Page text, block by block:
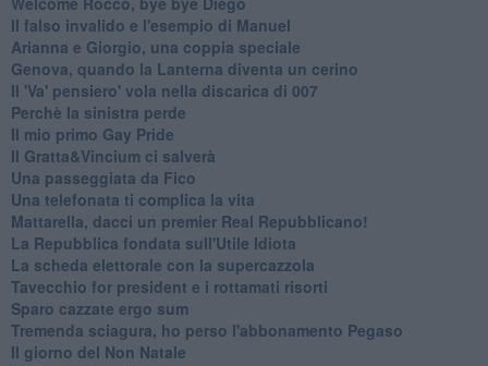
Il falso invalido e l'esempio di Manuel
Arianna e Giorgio, una coppia speciale
Genova, quando la Lanterna diventa un cerino
Il 'Va' pensiero' vola nella discarica di 007
Perchè la sinistra perde
Il mio primo Gay Pride
Il Gratta&Vincium ci salverà
Una passeggiata da Fico
Una telefonata ti complica la vita
Mattarella, dacci un premier Real Repubblicano!
La Repubblica fondata sull'Utile Idiota
La scheda elettorale con la supercazzola
Tavecchio for president e i rottamati risorti
Sparo cazzate ergo sum
Tremenda sciagura, ho perso l'abbonamento Pegaso
Il giorno del Non Natale